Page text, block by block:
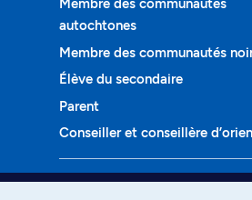
Membre des communautés
autochtones
Membre des communautés
Élève du secondaire
Parent
Conseiller et conseillère
Programmes et cours